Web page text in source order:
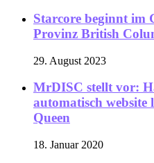
Starcore beginnt im
Provinz British
29. August 2023
MrDISC stellt vor:
automatisch
Queen
18. Januar 2020